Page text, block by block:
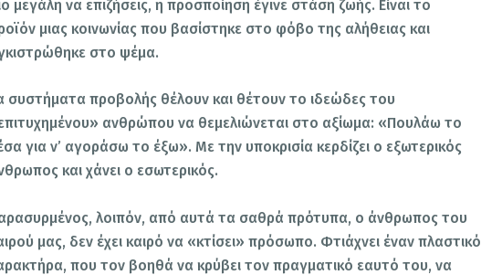
μεγάλη να επιζήσεις, η προσποίηση έγινε στάση ζωής. Είναι το
μιας κοινωνίας που βασίστηκε στο φόβο της αλήθειας και
στο ψέμα.
συστήματα προβολής θέλουν και θέτουν το ιδεώδες του
ανθρώπου να θεμελιώνεται στο αξίωμα: «Πουλάω το
για ν’ αγοράσω το έξω». Με την υποκρισία κερδίζει ο εξωτερικός
και χάνει ο εσωτερικός.
λοιπόν, από αυτά τα σαθρά πρότυπα, ο άνθρωπος του
μας, δεν έχει καιρό να «κτίσει» πρόσωπο. Φτιάχνει έναν πλαστικό
που τον βοηθά να κρύβει τον πραγματικό εαυτό του, να